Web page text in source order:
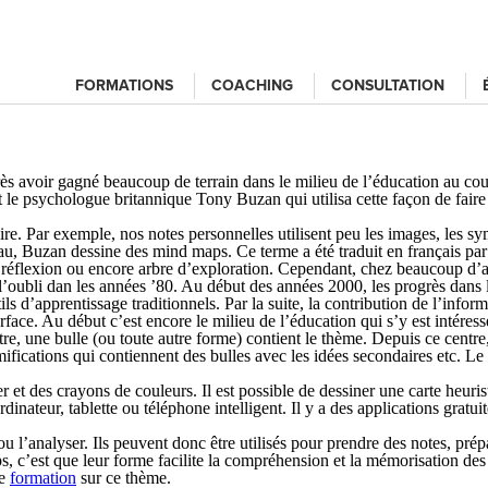
FORMATIONS COACHING CONSULTATION
gagné beaucoup de terrain dans le milieu de l’éducation au
le psychologue britannique Tony Buzan qui utilisa cette façon de
Par exemple, nos notes personnelles utilisent peu les images, les
Buzan dessine des mind maps. Ce terme a été traduit en français
ou encore arbre d’exploration. Cependant, chez beaucoup
dan les années ’80. Au début des années 2000, les progrès
d’apprentissage traditionnels. Par la suite, la contribution de
Au début c’est encore le milieu de l’éducation qui s’y est
une bulle (ou toute autre forme) contient le thème. Depuis ce
qui contiennent des bulles avec les idées secondaires etc.
des crayons de couleurs. Il est possible de dessiner une carte
tablette ou téléphone intelligent. Il y a des applications
l’analyser. Ils peuvent donc être utilisés pour prendre des notes,
, c’est que leur forme facilite la compréhension et la mémorisation
formation sur ce thème.